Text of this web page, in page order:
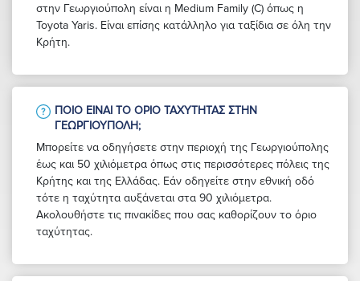
στην Γεωργιούπολη είναι η Medium Family (C) όπως η
Toyota Yaris. Είναι επίσης κατάλληλο για ταξίδια σε όλη την
Κρήτη.
ΠΟΙΟ ΕΊΝΑΙ ΤΟ ΌΡΙΟ ΤΑΧΎΤΗΤΑΣ ΣΤΗΝ
ΓΕΩΡΓΙΟΎΠΟΛΗ;
Μπορείτε να οδηγήσετε στην περιοχή της Γεωργιούπολης
έως και 50 χιλιόμετρα όπως στις περισσότερες πόλεις της
Κρήτης και της Ελλάδας. Εάν οδηγείτε στην εθνική οδό
τότε η ταχύτητα αυξάνεται στα 90 χιλιόμετρα.
Ακολουθήστε τις πινακίδες που σας καθορίζουν το όριο
ταχύτητας.